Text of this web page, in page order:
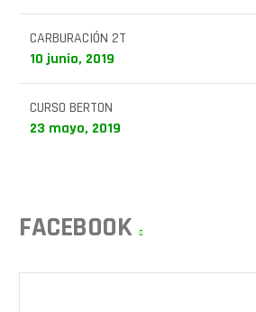
CARBURACIÓN 2T
10 junio, 2019
CURSO BERTON
23 mayo, 2019
FACEBOOK